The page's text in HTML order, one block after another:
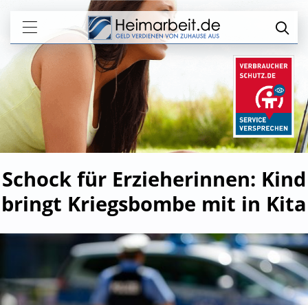
Schock für Erzieherinnen: Kind
bringt Kriegsbombe mit in Kita